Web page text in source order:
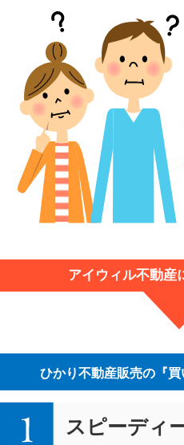
アイウィル不動産
ひかり不動産販売の『買
スピーディ